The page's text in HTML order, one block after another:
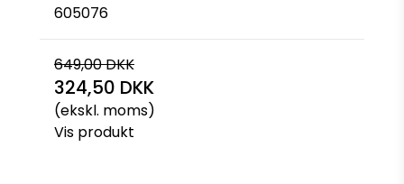
605076
649,00 DKK
324,50 DKK
(ekskl. moms)
Vis produkt